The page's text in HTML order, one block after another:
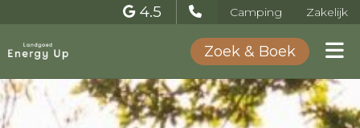
4.5 Camping Zakelijk
Zoek & Boek